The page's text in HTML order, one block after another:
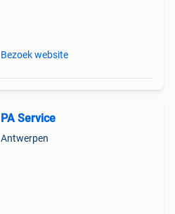
Bezoek website
PA Service
Antwerpen